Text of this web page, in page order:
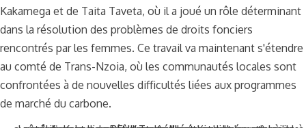
Kakamega et de Taita Taveta, où il a joué un rôle déterminant
dans la résolution des problèmes de droits fonciers
rencontrés par les femmes. Ce travail va maintenant s'étendre
au comté de Trans-Nzoia, où les communautés locales sont
confrontées à de nouvelles difficultés liées aux programmes
de marché du carbone.